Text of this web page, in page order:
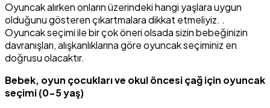
Oyuncak alırken onların üzerindeki hangi yaşlara uygun
olduğunu gösteren çıkartmalara dikkat etmeliyiz. .
Oyuncak seçimi ile bir çok öneri olsada sizin bebeğinizin
davranışları, alışkanlıklarına göre oyuncak seçiminiz en
doğrusu olacaktır.
Bebek, oyun çocukları ve okul öncesi çağ için oyuncak
seçimi (0-5 yaş)